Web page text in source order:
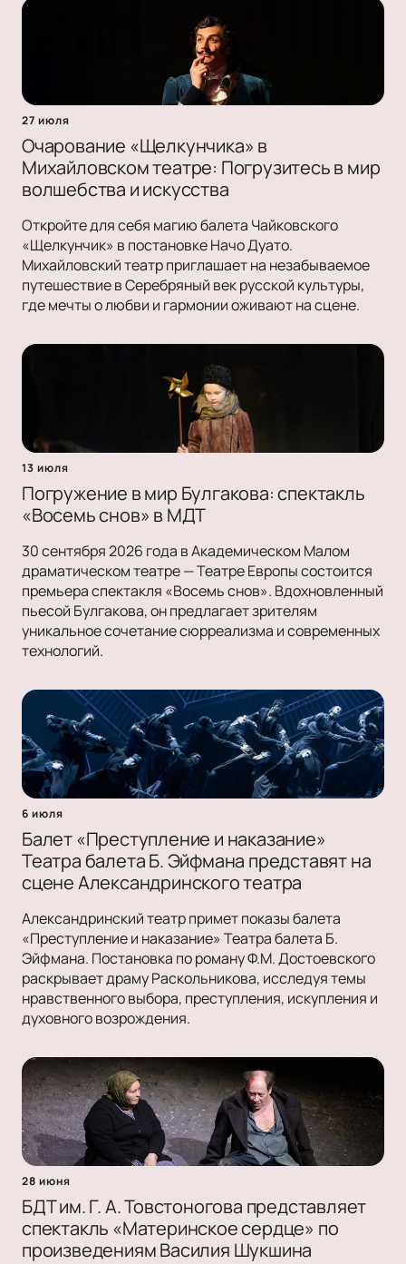
27 июля
Очарование «Щелкунчика» в
Михайловском театре: Погрузитесь в мир
волшебства и искусства
Откройте для себя магию балета Чайковского
«Щелкунчик» в постановке Начо Дуато.
Михайловский театр приглашает на незабываемое
путешествие в Серебряный век русской культуры,
где мечты о любви и гармонии оживают на сцене.
13 июля
Погружение в мир Булгакова: спектакль
«Восемь снов» в МДТ
30 сентября 2026 года в Академическом Малом
драматическом театре — Театре Европы состоится
премьера спектакля «Восемь снов». Вдохновленный
пьесой Булгакова, он предлагает зрителям
уникальное сочетание сюрреализма и современных
технологий.
6 июля
Балет «Преступление и наказание»
Театра балета Б. Эйфмана представят на
сцене Александринского театра
Александринский театр примет показы балета
«Преступление и наказание» Театра балета Б.
Эйфмана. Постановка по роману Ф.М. Достоевского
раскрывает драму Раскольникова, исследуя темы
нравственного выбора, преступления, искупления и
духовного возрождения.
28 июня
БДТ им. Г. А. Товстоногова представляет
спектакль «Материнское сердце» по
произведениям Василия Шукшина